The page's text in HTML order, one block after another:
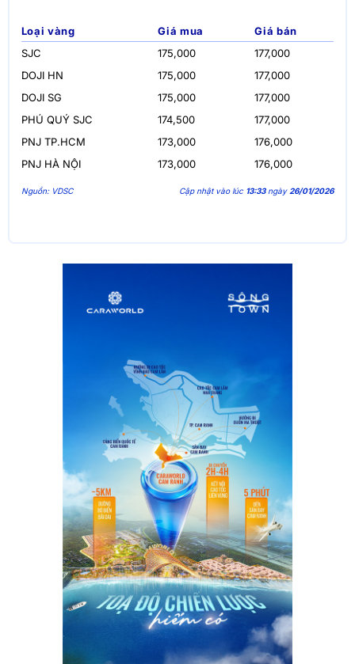
Loại vàng Giá mua
Giá bán
SJC
175,000
177,000
DOJI HN
175,000
177,000
DOJI SG
175,000
177,000
PHÚ QUÝ SJC
174,500
177,000
PNJ TP.HCM
173,000
176,000
PNJ HÀ NỘI
173,000 176,000
Nguồn: VDSC Cập nhật vào lúc 13:33ngày 26/01/2026